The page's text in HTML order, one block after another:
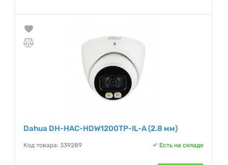
Dahua DH-HAC-HDW1200TP-IL-A (2.8 мм)
Код товара: 339289 Есть на складе